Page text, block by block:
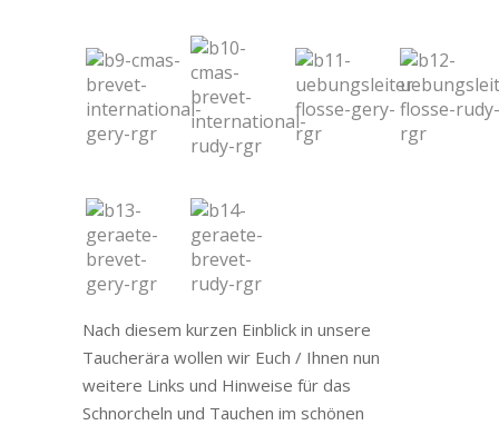
Nach diesem kurzen Einblick in unsere
Taucherära wollen wir Euch / Ihnen nun
weitere Links und Hinweise für das
Schnorcheln und Tauchen im schönen